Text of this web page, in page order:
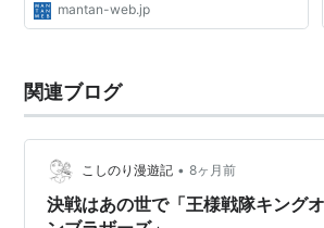
mantan-web.jp
関連ブログ
こしのり漫遊記 • 8ヶ月前
決戦はあの世で「王様戦隊キング